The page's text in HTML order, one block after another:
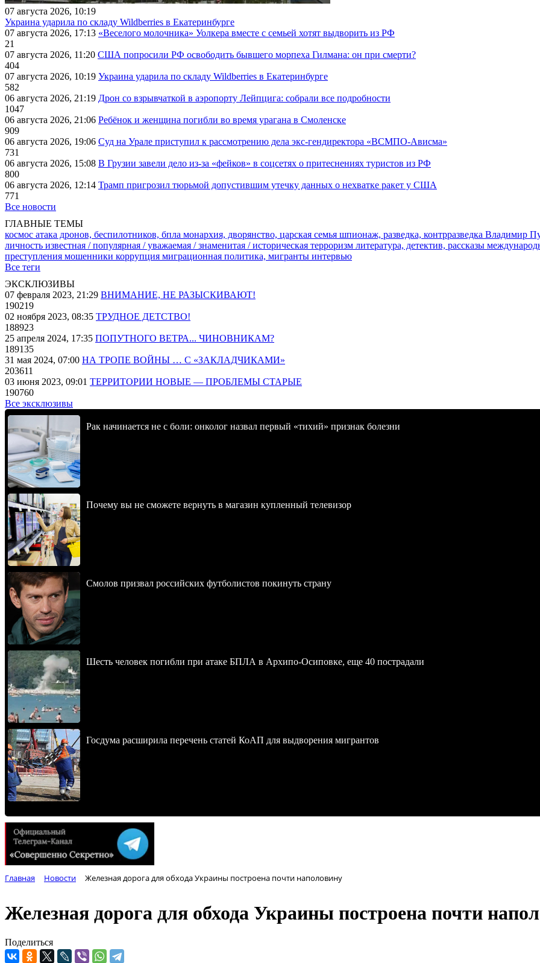
07 августа 2026, 10:19
Украина ударила по складу Wildberries в Екатеринбурге
07 августа 2026, 17:13 «Веселого молочника» Уолкера вместе с семьей хотят выдворить из РФ
21
07 августа 2026, 11:20 США попросили РФ освободить бывшего морпеха Гилмана: он при смерти?
404
07 августа 2026, 10:19 Украина ударила по складу Wildberries в Екатеринбурге
582
06 августа 2026, 21:19 Дрон со взрывчаткой в аэропорту Лейпцига: собрали все подробности
1047
06 августа 2026, 21:06 Ребёнок и женщина погибли во время урагана в Смоленске
909
06 августа 2026, 19:06 Суд на Урале приступил к рассмотрению дела экс-гендиректора «ВСМПО-Ависма»
731
06 августа 2026, 15:08 В Грузии завели дело из-за «фейков» в соцсетях о притеснениях туристов из РФ
800
06 августа 2026, 12:14 Трамп пригрозил тюрьмой допустившим утечку данных о нехватке ракет у США
771
Все новости
ГЛАВНЫЕ ТЕМЫ
космос атака дронов, беспилотников, бпла монархия, дворянство, царская семья шпионаж, разведка, контрразведка Владимир
личность известная / популярная / уважаемая / знаменитая / историческая терроризм литература, детектив, рассказы
преступления мошенники коррупция миграционная политика, мигранты интервью
Все теги
ЭКСКЛЮЗИВЫ
07 февраля 2023, 21:29 ВНИМАНИЕ, НЕ РАЗЫСКИВАЮТ!
190219
02 ноября 2023, 08:35 ТРУДНОЕ ДЕТСТВО!
188923
25 апреля 2024, 17:35 ПОПУТНОГО ВЕТРА... ЧИНОВНИКАМ?
189135
31 мая 2024, 07:00 НА ТРОПЕ ВОЙНЫ … С «ЗАКЛАДЧИКАМИ»
203611
03 июня 2023, 09:01 ТЕРРИТОРИИ НОВЫЕ — ПРОБЛЕМЫ СТАРЫЕ
190760
Все эксклюзивы
Рак начинается не с боли: онколог назвал первый «тихий» признак болезни
Почему вы не сможете вернуть в магазин купленный телевизор
Смолов призвал российских футболистов покинуть страну
Шесть человек погибли при атаке БПЛА в Архипо-Осиповке, еще 40 пострадали
Госдума расширила перечень статей КоАП для выдворения мигрантов
Главная Новости Железная дорога для обхода Украины построена почти наполовину
Железная дорога для обхода Украины построена почти
Поделиться